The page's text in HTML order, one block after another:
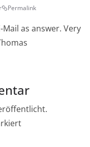
Permalink
Mail as answer. Very